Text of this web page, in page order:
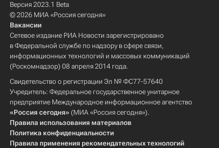
Версия 2023.1 Beta
© 2026 МИА «Россия сегодня»
Вакансии
Сетевое издание РИА Новости зарегистрировано
в Федеральной службе по надзору в сфере связи,
информационных технологий и массовых коммуникаций
(Роскомнадзор) 08 апреля 2014 года.
Свидетельство о регистрации Эл № ФС77-57640
Учредитель: Федеральное государственное унитарное
предприятие Международное информационное агентство
«Россия сегодня» (МИА «Россия сегодня»).
Правила использования материалов
Политика конфиденциальности
Правила применения рекомендательных технологий